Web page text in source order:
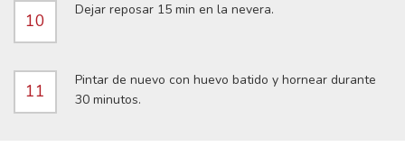
10
Dejar reposar 15 min en la nevera.
11
Pintar de nuevo con huevo batido y hornear durante
30 minutos.